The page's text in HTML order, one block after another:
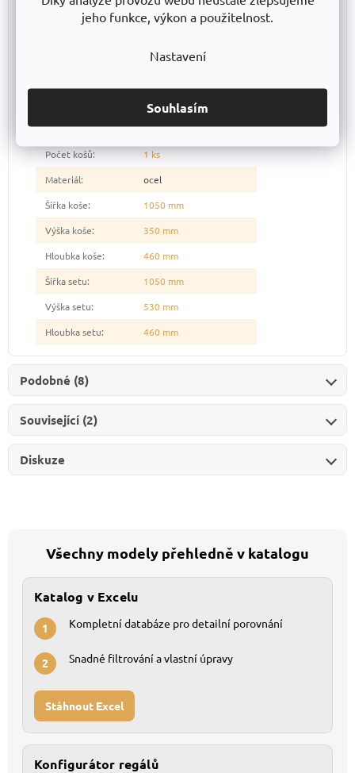
jeho funkce, výkon a použitelnost.
Nastavení
Souhlasím
10 let
9.9 kg
lakování Polyetylén (pe)
Barva:
modrá
Počet košů:
1 ks
Materiál:
ocel
Šířka koše:
1050 mm
Výška koše:
350 mm
Hloubka koše:
460 mm
Šířka setu:
1050 mm
Výška setu:
530 mm
Hloubka setu: 460 mm
Podobné (8)
Související (2)
Diskuze
Všechny modely přehledně v katalogu
Katalog v Excelu
1 Kompletní databáze pro detailní porovnání
2 Snadné filtrování a vlastní úpravy
Stáhnout Excel
Konfigurátor regálů